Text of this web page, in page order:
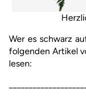
Wer es schwarz
folgenden Artikel
lesen: